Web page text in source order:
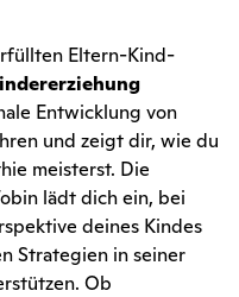
Eltern-Kind-
Entwicklung von
und zeigt dir, wie du
meisterst. Die
lädt dich ein, bei
deines Kindes
Strategien in seiner
Ob